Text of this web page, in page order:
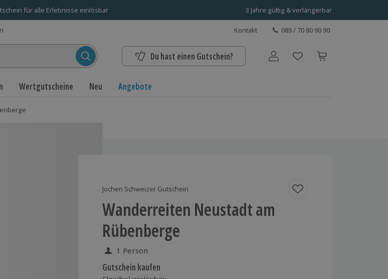
für alle Erlebnisse einlösbar 3 Jahre gültig & verlängerbar
Kontakt 089 / 70 80 90 90
Du hast einen Gutschein? Benutzerkonto
Wertgutscheine Neu Angebote
Jochen Schweizer Gutschein
Wanderreiten Neustadt am
Rübenberge
1 Person
Gutschein kaufen